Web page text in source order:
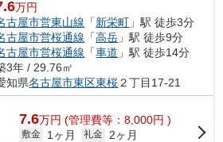
万円
古屋市営東山線 「新栄町 」駅 徒歩3分
古屋市営桜通線 「高岳 」駅 徒歩9分
古屋市営桜通線 「車道 」駅 徒歩14分
3年 / 29.76㎡
知県名古屋市東区東桜２丁目17-21
7.6万円 (管理費等：8,000円 )
敷金 1ヶ月 礼金
2ヶ月